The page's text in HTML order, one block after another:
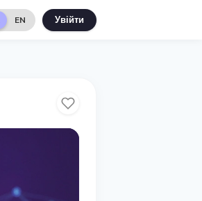
EN Увійти